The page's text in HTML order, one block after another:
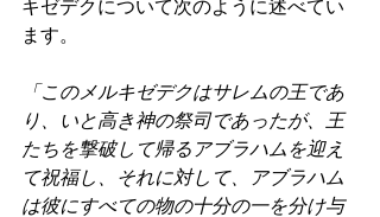
キゼデクについて次のように述べてい
ます。
「このメルキゼデクはサレムの王であ
り、いと高き神の祭司であったが、王
たちを撃破して帰るアブラハムを迎え
て祝福し、それに対して、アブラハム
は彼にすべての物の十分の一を分け与